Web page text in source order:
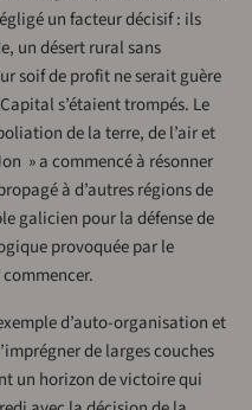
un facteur décisif : ils
un désert rural sans
soif de profit ne serait guère
s’étaient trompés. Le
de la terre, de l’air et
» a commencé à résonner
à d’autres régions de
galicien pour la défense de
provoquée par le
d’auto-organisation et
de larges couches
un horizon de victoire qui